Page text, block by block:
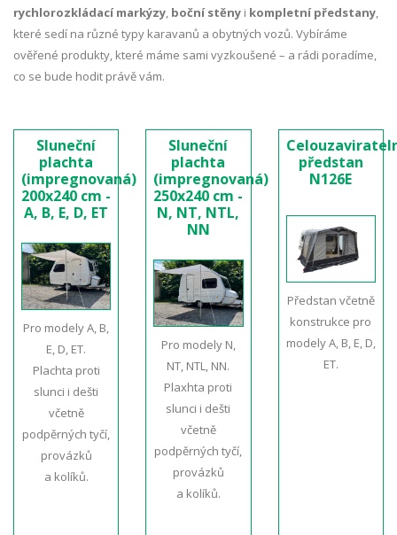
rychlorozkládací markýzy, boční stěny i kompletní předstany,
které sedí na různé typy karavanů a obytných vozů. Vybíráme
ověřené produkty, které máme sami vyzkoušené – a rádi poradíme,
co se bude hodit právě vám.
Sluneční
plachta
(impregnovaná)
200x240 cm -
A, B, E, D, ET
Pro modely A, B,
E, D, ET.
Plachta proti
slunci i dešti
včetně
podpěrných tyčí,
provázků
a kolíků.
Sluneční
plachta
(impregnovaná)
250x240 cm -
N, NT, NTL,
NN
Pro modely N,
NT, NTL, NN.
Plaxhta proti
slunci i dešti
včetně
podpěrných tyčí,
provázků
a kolíků.
předstan
N126E
Předstan včetně
konstrukce pro
modely A, B, E, D,
ET.